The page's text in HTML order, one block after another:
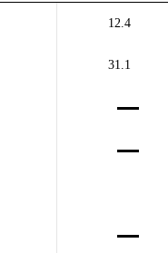
12.4
31.1